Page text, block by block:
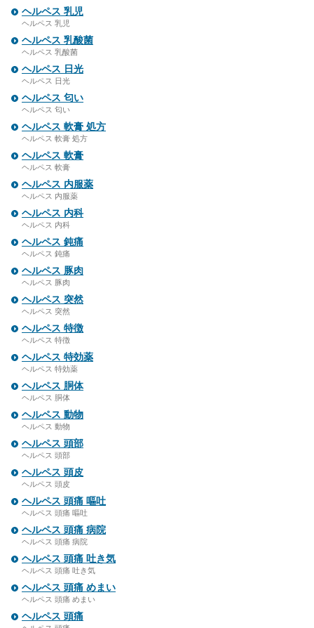
ヘルペス 乳児
ヘルペス 乳児
ヘルペス 乳酸菌
ヘルペス 乳酸菌
ヘルペス 日光
ヘルペス 日光
ヘルペス 匂い
ヘルペス 匂い
ヘルペス 軟膏 処方
ヘルペス 軟膏 処方
ヘルペス 軟膏
ヘルペス 軟膏
ヘルペス 内服薬
ヘルペス 内服薬
ヘルペス 内科
ヘルペス 内科
ヘルペス 鈍痛
ヘルペス 鈍痛
ヘルペス 豚肉
ヘルペス 豚肉
ヘルペス 突然
ヘルペス 突然
ヘルペス 特徴
ヘルペス 特徴
ヘルペス 特効薬
ヘルペス 特効薬
ヘルペス 胴体
ヘルペス 胴体
ヘルペス 動物
ヘルペス 動物
ヘルペス 頭部
ヘルペス 頭部
ヘルペス 頭皮
ヘルペス 頭皮
ヘルペス 頭痛 嘔吐
ヘルペス 頭痛 嘔吐
ヘルペス 頭痛 病院
ヘルペス 頭痛 病院
ヘルペス 頭痛 吐き気
ヘルペス 頭痛 吐き気
ヘルペス 頭痛 めまい
ヘルペス 頭痛 めまい
ヘルペス 頭痛